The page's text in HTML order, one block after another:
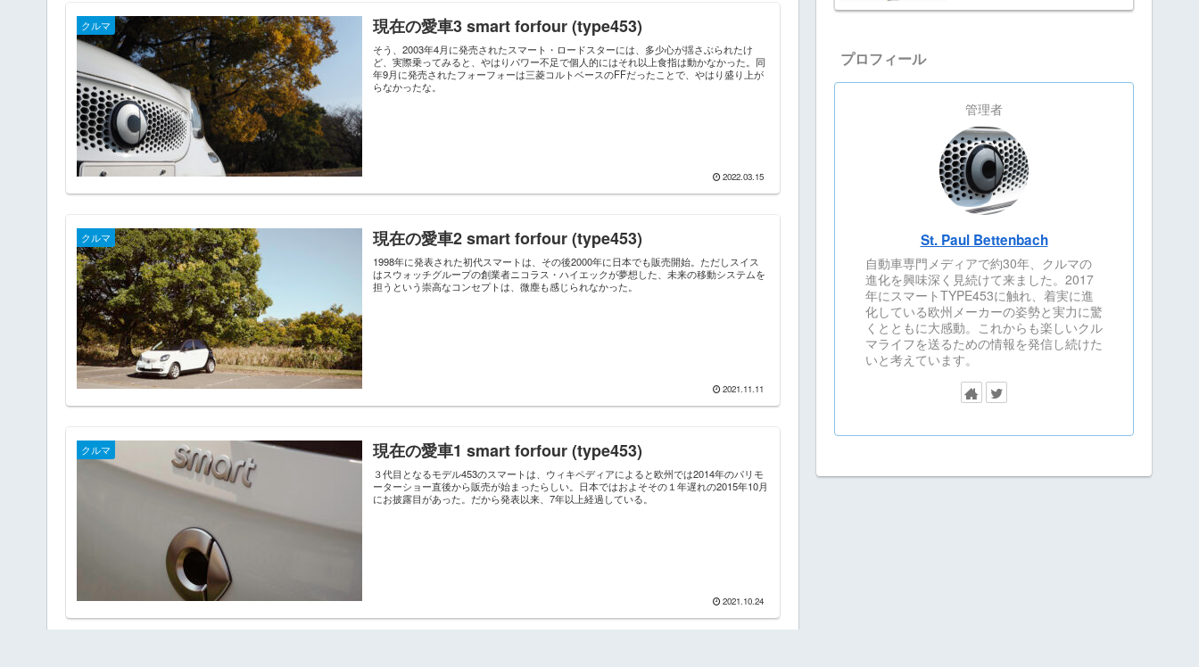
クルマ 現在の愛車3 smart forfour (type453)
そう、2003年4月に発売されたスマート・ロードスターには、多少心が揺さぶられたけ
ど、実際乗ってみると、やはりパワー不足で個人的にはそれ以上食指は動かなかった。同
年9月に発売されたフォーフォーは三菱コルトベースのFFだったことで、やはり盛り上が
らなかったな。
2022.03.15
クルマ 現在の愛車2 smart forfour (type453)
1998年に発表された初代スマートは、その後2000年に日本でも販売開始。ただしスイス
はスウォッチグループの創業者ニコラス・ハイエックが夢想した、未来の移動システムを
担うという崇高なコンセプトは、微塵も感じられなかった。
2021.11.11
クルマ 現在の愛車1 smart forfour (type453)
３代目となるモデル453のスマートは、ウィキペディアによると欧州では2014年のパリモ
ーターショー直後から販売が始まったらしい。日本ではおよそその１年遅れの2015年10月
にお披露目があった。だから発表以来、7年以上経過している。
2021.10.24
プロフィール
管理者
St. Paul Bettenbach
自動車専門メディアで約30年、クルマの
進化を興味深く見続けて来ました。2017
年にスマートTYPE453に触れ、着実に進
化している欧州メーカーの姿勢と実力に驚
くとともに大感動。これからも楽しいクル
マライフを送るための情報を発信し続けた
いと考えています。